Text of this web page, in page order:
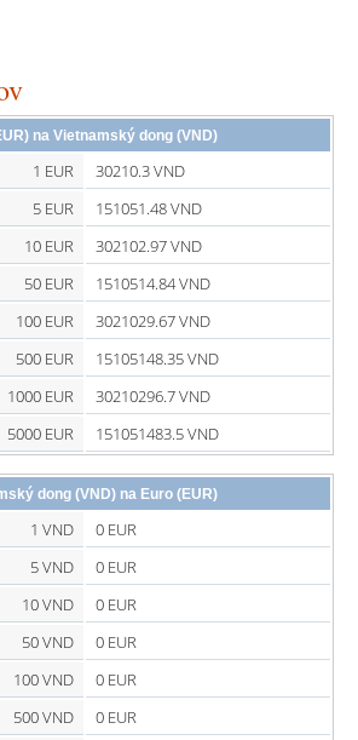
na Vietnamský dong (VND)
1 EUR
30210.3 VND
5 EUR
151051.48 VND
10 EUR
302102.97 VND
50 EUR
1510514.84 VND
100 EUR
3021029.67 VND
500 EUR
15105148.35 VND
1000 EUR
30210296.7 VND
5000 EUR
151051483.5 VND
dong (VND) na Euro (EUR)
1 VND
0 EUR
5 VND
0 EUR
10 VND
0 EUR
50 VND
0 EUR
100 VND
0 EUR
500 VND
0 EUR